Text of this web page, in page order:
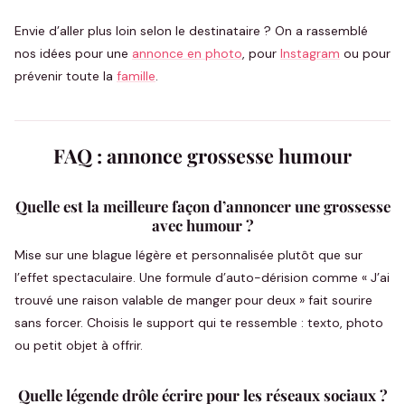
Envie d’aller plus loin selon le destinataire ? On a rassemblé
nos idées pour une annonce en photo, pour Instagram ou pour
prévenir toute la famille.
FAQ : annonce grossesse humour
Quelle est la meilleure façon d’annoncer une grossesse
avec humour ?
Mise sur une blague légère et personnalisée plutôt que sur
l’effet spectaculaire. Une formule d’auto-dérision comme « J’ai
trouvé une raison valable de manger pour deux » fait sourire
sans forcer. Choisis le support qui te ressemble : texto, photo
ou petit objet à offrir.
Quelle légende drôle écrire pour les réseaux sociaux ?